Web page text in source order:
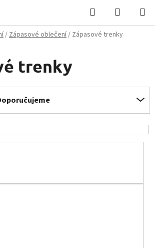
Hledat
KOŠÍK
/Zápasové oblečení/ Zápasové trenky
trenky